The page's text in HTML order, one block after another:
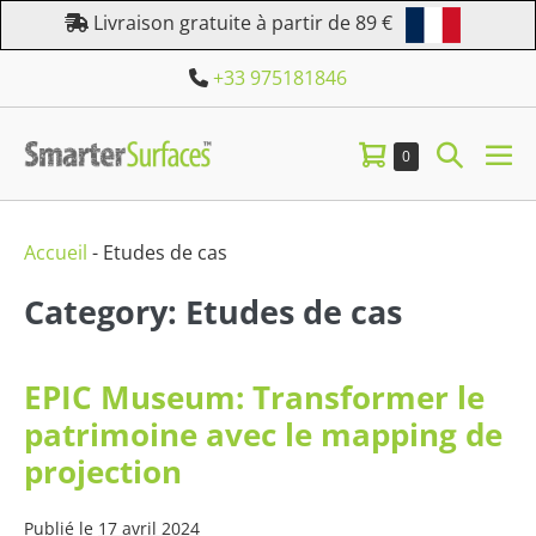
au
Livraison gratuite à partir de 89 €
+33 975181846
Panier
d’achat
0Éléments
le
la
le
Accueil - Etudes de cas
Category: Etudes de cas
EPIC Museum: Transformer le
patrimoine avec le mapping de
projection
Publié le 17 avril 2024